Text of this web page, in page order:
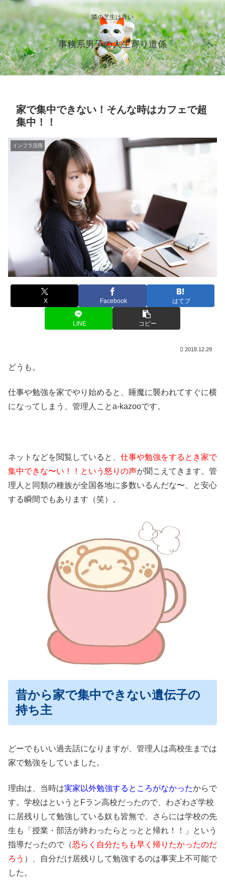
隣の芝生は青い
事務系男子の人生寄り道係
家で集中できない！そんな時はカフェで超
集中！！
インフラ活用
X Facebook はてブ
LINE コピー
2018.12.29
どうも。
仕事や勉強を家でやり始めると、睡魔に襲われてすぐに横
になってしまう、管理人ことa-kazooです。
ネットなどを閲覧していると、 仕事や勉強をするとき家で
集中できな〜い！！という怒りの声が聞こえてきます。管
理人と同類の種族が全国各地に多数いるんだな〜、と安心
する瞬間でもあります（笑）。
昔から家で集中できない遺伝子の
持ち主
どーでもいい過去話になりますが、管理人は高校生までは
家で勉強をしていました。
理由は、当時は実家以外勉強するところがなかったからで
す。学校はというとFラン高校だったので、わざわざ学校
に居残りして勉強している奴も皆無で、さらには学校の先
生も「授業・部活が終わったらとっとと帰れ！！」という
指導だったので（恐らく自分たちも早く帰りたかったのだ
ろう ）、自分だけ居残りして勉強するのは事実上不可能で
した。